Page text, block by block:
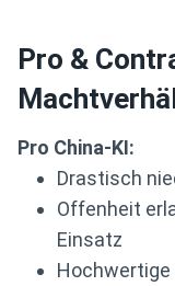
Pro &
Pro China-KI:
Drastisch
Offenheit
Einsatz